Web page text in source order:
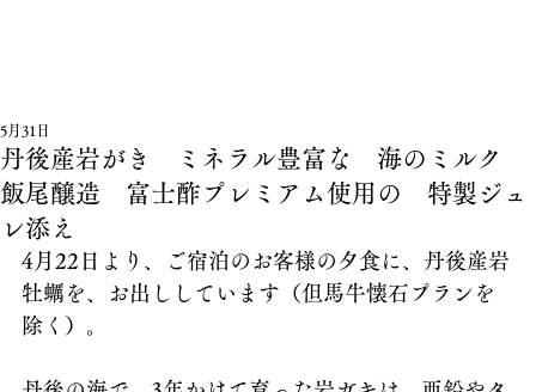
丹後産岩がき ミネラル豊富な 海のミルク
飯尾醸造 富士酢プレミアム使用の 特製ジュ
レ添え
5月31日
4月22日より、ご宿泊のお客様の夕食に、丹後産岩
牡蠣を、お出ししています（但馬牛懐石プランを
除く）。